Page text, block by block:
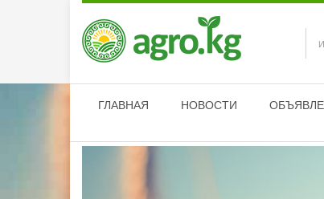
ГЛАВНАЯ НОВОСТИ